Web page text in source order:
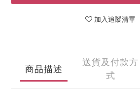
加入追蹤清單
商品描述
送貨及付款方
式